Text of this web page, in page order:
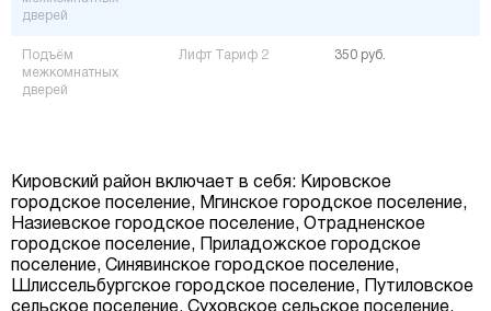
дверей
Подъём
межкомнатных
дверей
Лифт Тариф 2 350 руб.
Кировский район включает в себя: Кировское
городское поселение, Мгинское городское поселение,
Назиевское городское поселение, Отрадненское
городское поселение, Приладожское городское
поселение, Синявинское городское поселение,
Шлиссельбургское городское поселение, Путиловское
сельское поселение, Суховское сельское поселение,